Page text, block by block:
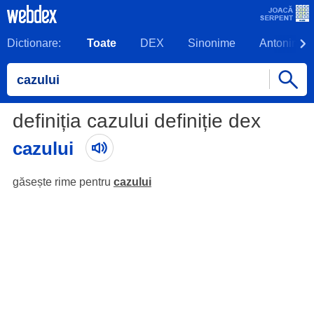
Dictionare: Toate DEX Sinonime Antonime
definiția cazului definiție dex
cazului
găsește rime pentru cazului